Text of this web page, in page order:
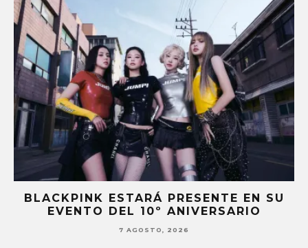
BLACKPINK ESTARÁ PRESENTE EN SU
EVENTO DEL 10º ANIVERSARIO
7 AGOSTO, 2026